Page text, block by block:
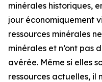
minérales historiques,
jour économiquement
ressources minérales
minérales et n’ont pas
avérée. Même si elles
ressources actuelles, il